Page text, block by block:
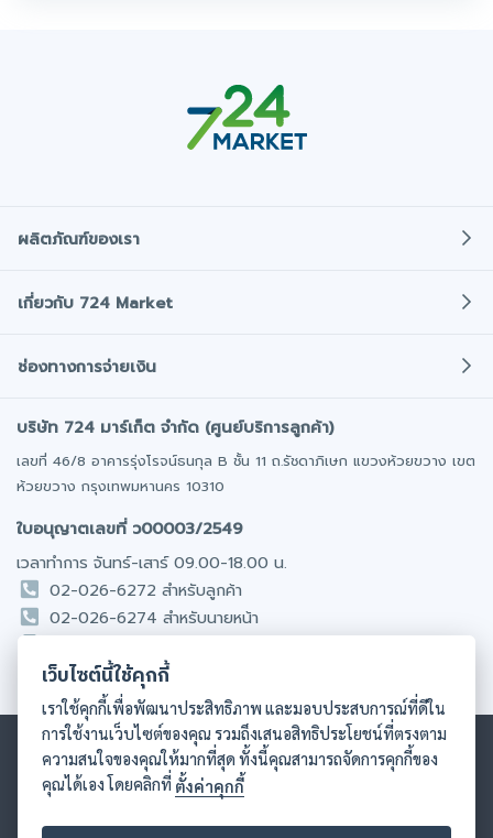
ผลิตภัณฑ์ของเรา
พ.ร.บ. รถยนต์
ประกันสุขภาพ/อุบัติเหตุ
ออฟฟิศให้เช่า
รถยนต์มือสอง
เกี่ยวกับ 724 Market
โปรโมชั่น
ติดต่อเรา
ร่วมงานกับเรา
นักลงทุนสัมพันธ์​
ช่องทางการจ่ายเงิน
โอนเงินเข้าบริษัทประกันโดยตรง
มั่นใจได้ทุกการชำระเงิน
ชำระเงินผ่านบัตรเครดิต / เดบิต
มีผ่อน 0% นาน 10 เดือน
โอนเงินผ่าน Internet Banking
สะดวกทุกที่ทุกเวลา
ชำระเงินผ่าน Counter Service
ได้ทุกสาขาทั่วประเทศ
COD เก็บเงินปลายทาง
ส่งถึงมือแล้วค่อยจ่าย
บริษัท 724 มาร์เก็ต จำกัด (ศูนย์บริการลูกค้า)
เลขที่ 46/8 อาคารรุ่งโรจน์ธนกุล B ชั้น 11 ถ.รัชดาภิเษก แขวงห้วยขวาง เขต
ห้วยขวาง กรุงเทพมหานคร 10310
ใบอนุญาตเลขที่ ว00003/2549
เวลาทำการ จันทร์-เสาร์ 09.00-18.00 น.
02-026-6272 สำหรับลูกค้า
02-026-6274 สำหรับนายหน้า
095-856-7884 ประกันสุขภาพ / มะเร็ง (ไทย & English)
เว็บไซต์นี้ใช้คุกกี้
เราใช้คุกกี้เพื่อพัฒนาประสิทธิภาพ และมอบประสบการณ์ที่ดีใน
การใช้งานเว็บไซต์ของคุณ รวมถึงเสนอสิทธิประโยชน์ที่ตรงตาม
ความสนใจของคุณให้มากที่สุด ทั้งนี้คุณสามารถจัดการคุกกี้ของ
คุณได้เอง โดยคลิกที่ ตั้งค่าคุกกี้